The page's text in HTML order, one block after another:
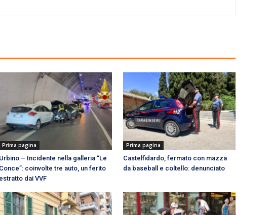
Prima pagina
Urbino – Incidente nella galleria “Le
Conce”: coinvolte tre auto, un ferito
estratto dai VVF
Prima pagina
Castelfidardo, fermato con mazza
da baseball e coltello: denunciato